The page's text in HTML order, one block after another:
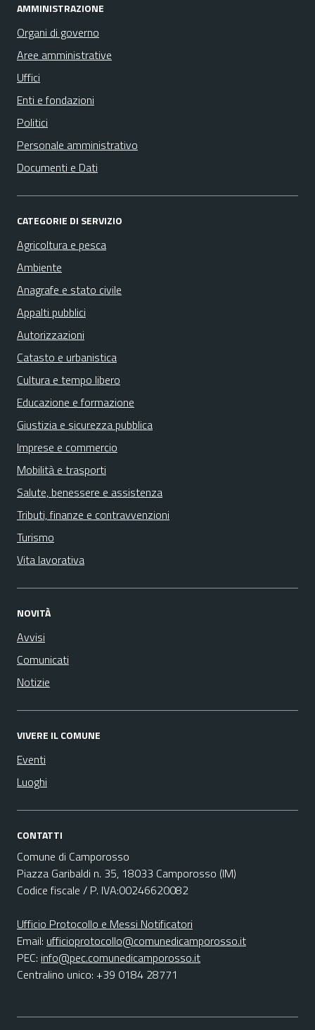
AMMINISTRAZIONE
Organi di governo
Aree amministrative
Uffici
Enti e fondazioni
Politici
Personale amministrativo
Documenti e Dati
CATEGORIE DI SERVIZIO
Agricoltura e pesca
Ambiente
Anagrafe e stato civile
Appalti pubblici
Autorizzazioni
Catasto e urbanistica
Cultura e tempo libero
Educazione e formazione
Giustizia e sicurezza pubblica
Imprese e commercio
Mobilità e trasporti
Salute, benessere e assistenza
Tributi, finanze e contravvenzioni
Turismo
Vita lavorativa
NOVITÀ
Avvisi
Comunicati
Notizie
VIVERE IL COMUNE
Eventi
Luoghi
CONTATTI
Comune di Camporosso
Piazza Garibaldi n. 35, 18033 Camporosso (IM)
Codice fiscale / P. IVA:00246620082
Ufficio Protocollo e Messi Notificatori
Email: ufficioprotocollo@comunedicamporosso.it
PEC: info@pec.comunedicamporosso.it
Centralino unico: +39 0184 28771